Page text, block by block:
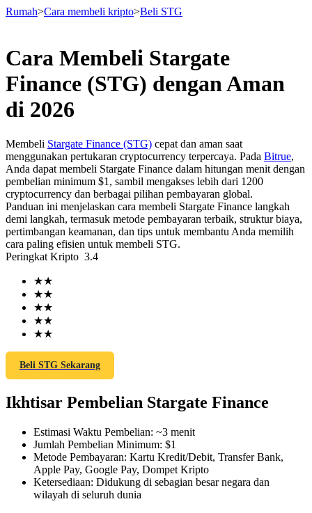
Berjangka
USDT Berjangka
Kontrak berjangka menggunakan USDT sebagai jaminannya
COIN-M Berjangka
Mata Uang Kripto Berjangka
TradFi
Derivatif saham, forex, logam mulia, dan komoditas
Rumah>Cara membeli kripto>Beli STG
Cara Membeli Stargate
Finance (STG) dengan Aman
di 2026
Membeli Stargate Finance (STG) cepat dan aman saat
menggunakan pertukaran cryptocurrency terpercaya. Pada Bitrue,
Anda dapat membeli Stargate Finance dalam hitungan menit dengan
pembelian minimum $1, sambil mengakses lebih dari 1200
cryptocurrency dan berbagai pilihan pembayaran global.
Panduan ini menjelaskan cara membeli Stargate Finance langkah
demi langkah, termasuk metode pembayaran terbaik, struktur biaya,
pertimbangan keamanan, dan tips untuk membantu Anda memilih
cara paling efisien untuk membeli STG.
Peringkat Kripto 3.4
★★
★★
★★
★★
★★
Beli STG Sekarang
Ikhtisar Pembelian Stargate Finance
Estimasi Waktu Pembelian: ~3 menit
Jumlah Pembelian Minimum: $1
Metode Pembayaran: Kartu Kredit/Debit, Transfer Bank,
Apple Pay, Google Pay, Dompet Kripto
Ketersediaan: Didukung di sebagian besar negara dan
wilayah di seluruh dunia